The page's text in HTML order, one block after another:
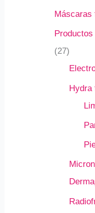
Máscaras
27
Hydra